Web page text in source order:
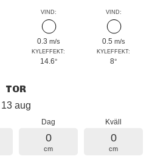
VIND:
0.3 m/s
KYLEFFEKT:
14.6°
VIND:
0.5 m/s
KYLEFFEKT:
8°
TOR
13 aug
Dag
0
cm
Kväll
0
cm